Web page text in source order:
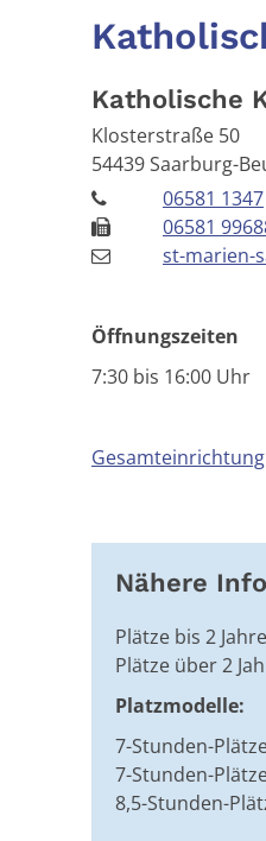
Katholische
Klosterstraße 50
54439Saarburg-
06581 1347
06581
st-marien-
Öffnungszeiten
7:30 bis 16:00 Uhr
Nähere
Plätze bis 2
Plätze über 2
Platzmodelle:
7-Stunden-
7-Stunden-
8,5-Stunden-